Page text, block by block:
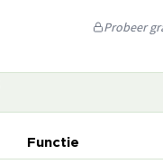
Probeer
Functie